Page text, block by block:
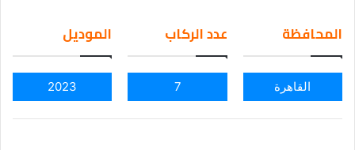
ail
المحافظة
القاهرة
عدد الركاب
7
الموديل
2023